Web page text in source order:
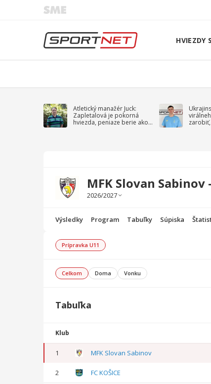
HVIEZDY
Atletický manažér Juck:
Zapletalová je pokorná
hviezda, peniaze berie ako
MFK Slovan
Výsledky Program Tabuľky Súpiska
Prípravka U11
Celkom Doma Vonku
Tabuľka
Klub
1 MFK Slovan Sabinov
2 FC KOŠICE